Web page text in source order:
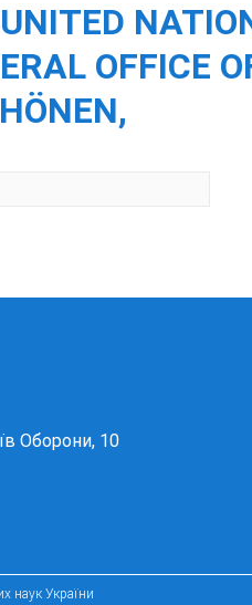
OFFICE
Оборони, 10
наук України